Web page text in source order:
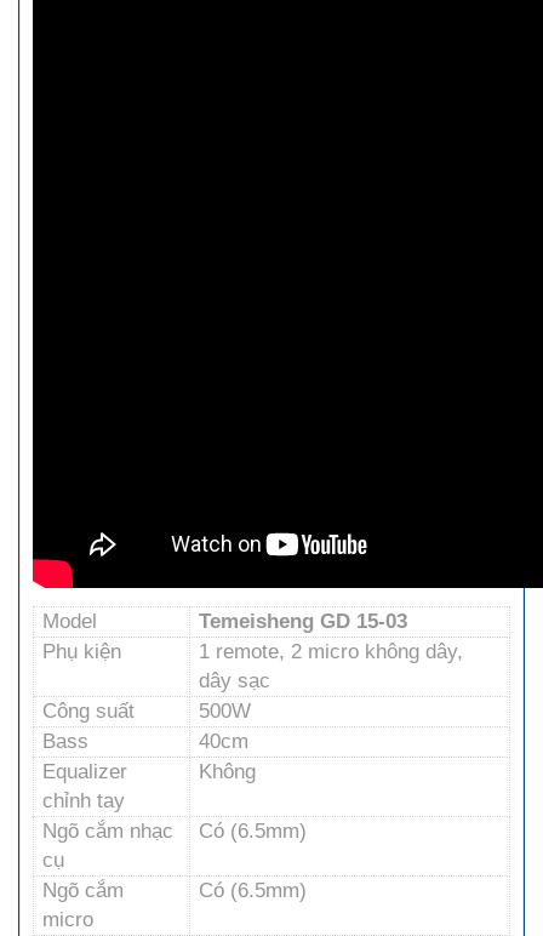
Model
Temeisheng GD 15-03
Phụ kiện
1 remote, 2 micro không dây,
dây sạc
Công suất
500W
Bass
40cm
Equalizer
chỉnh tay
Không
Ngõ cắm nhạc
cụ
Có (6.5mm)
Ngõ cắm
micro
Có (6.5mm)